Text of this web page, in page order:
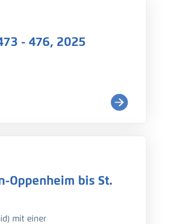
- 476, 2025
Zeitpunkt der Messung war
Oppenheim bis St.
mit einer